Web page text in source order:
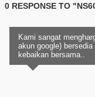
0 RESPONSE TO
Kami sangat
akun google)
kebaikan bersama..